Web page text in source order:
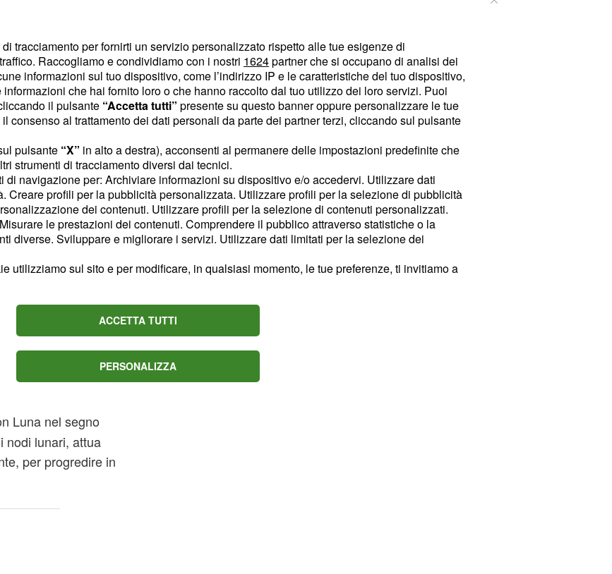
tranquillità,
bene e il
cosa desiderate
lunare che
esortano ad
in modo
amorose con una
sono nelle posizioni
superare eventuali
Luna nel segno
nodi lunari, attua
per progredire in
tracciamento per fornirti un servizio personalizzato rispetto alle tue esigenze di
Raccogliamo e condividiamo con i nostri 1624partner che si occupano di analisi dei
informazioni sul tuo dispositivo, come l’indirizzo IP e le caratteristiche del tuo dispositivo,
che hai fornito loro o che hanno raccolto dal tuo utilizzo dei loro servizi. Puoi
il pulsante “Accetta tutti” presente su questo banner oppure personalizzare le tue
consenso al trattamento dei dati personali da parte dei partner terzi, cliccando sul pulsante
pulsante “X” in alto a destra), acconsenti al permanere delle impostazioni predefinite che
strumenti di tracciamento diversi dai tecnici.
di navigazione per: Archiviare informazioni su dispositivo e/o accedervi. Utilizzare dati
Creare profili per la pubblicità personalizzata. Utilizzare profili per la selezione di pubblicità
dei contenuti. Utilizzare profili per la selezione di contenuti personalizzati.
le prestazioni dei contenuti. Comprendere il pubblico attraverso statistiche o la
diverse. Sviluppare e migliorare i servizi. Utilizzare dati limitati per la selezione dei
utilizziamo sul sito e per modificare, in qualsiasi momento, le tue preferenze, ti invitiamo a
ACCETTA TUTTI
PERSONALIZZA